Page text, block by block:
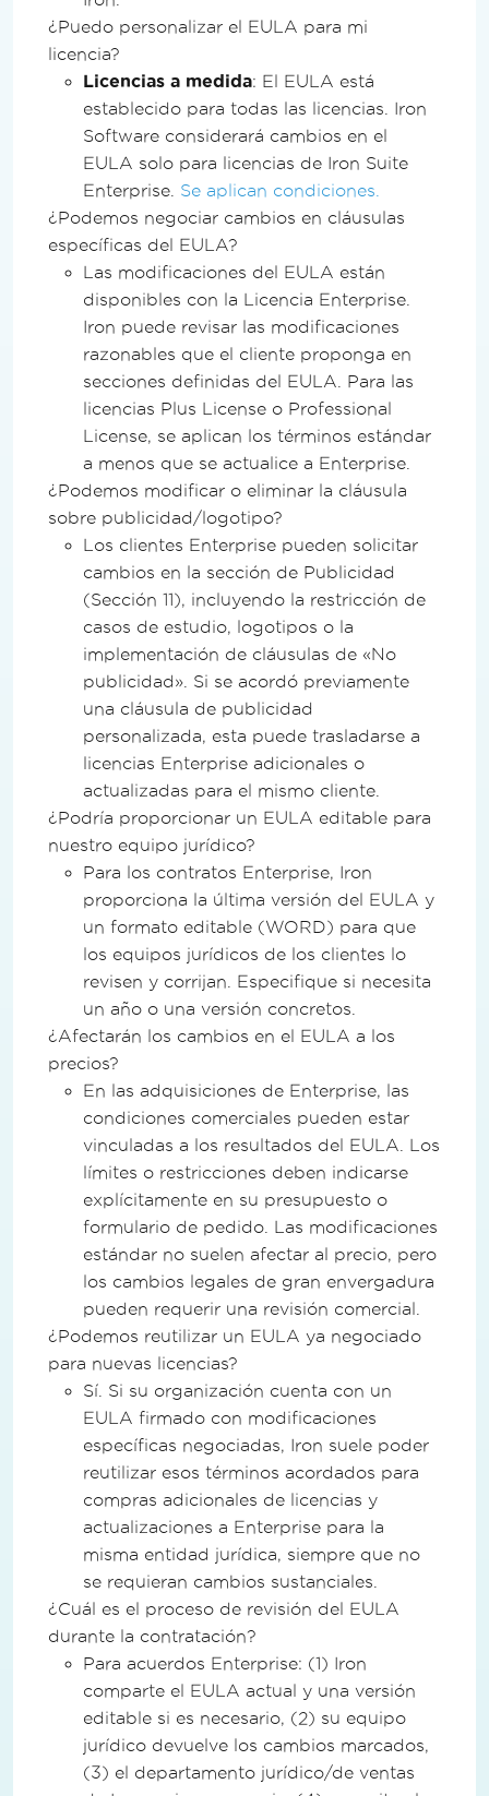
¿Puedo personalizar el EULA para mi
licencia?
Licencias a medida: El EULA está
establecido para todas las licencias. Iron
Software considerará cambios en el
EULA solo para licencias de Iron Suite
Enterprise. Se aplican condiciones.
¿Podemos negociar cambios en cláusulas
específicas del EULA?
Las modificaciones del EULA están
disponibles con la Licencia Enterprise.
Iron puede revisar las modificaciones
razonables que el cliente proponga en
secciones definidas del EULA. Para las
licencias Plus License o Professional
License, se aplican los términos estándar
a menos que se actualice a Enterprise.
¿Podemos modificar o eliminar la cláusula
sobre publicidad/logotipo?
Los clientes Enterprise pueden solicitar
cambios en la sección de Publicidad
(Sección 11), incluyendo la restricción de
casos de estudio, logotipos o la
implementación de cláusulas de «No
publicidad». Si se acordó previamente
una cláusula de publicidad
personalizada, esta puede trasladarse a
licencias Enterprise adicionales o
actualizadas para el mismo cliente.
¿Podría proporcionar un EULA editable para
nuestro equipo jurídico?
Para los contratos Enterprise, Iron
proporciona la última versión del EULA y
un formato editable (WORD) para que
los equipos jurídicos de los clientes lo
revisen y corrijan. Especifique si necesita
un año o una versión concretos.
¿Afectarán los cambios en el EULA a los
precios?
En las adquisiciones de Enterprise, las
condiciones comerciales pueden estar
vinculadas a los resultados del EULA. Los
límites o restricciones deben indicarse
explícitamente en su presupuesto o
formulario de pedido. Las modificaciones
estándar no suelen afectar al precio, pero
los cambios legales de gran envergadura
pueden requerir una revisión comercial.
¿Podemos reutilizar un EULA ya negociado
para nuevas licencias?
Sí. Si su organización cuenta con un
EULA firmado con modificaciones
específicas negociadas, Iron suele poder
reutilizar esos términos acordados para
compras adicionales de licencias y
actualizaciones a Enterprise para la
misma entidad jurídica, siempre que no
se requieran cambios sustanciales.
¿Cuál es el proceso de revisión del EULA
durante la contratación?
Para acuerdos Enterprise: (1) Iron
comparte el EULA actual y una versión
editable si es necesario, (2) su equipo
jurídico devuelve los cambios marcados,
(3) el departamento jurídico/de ventas